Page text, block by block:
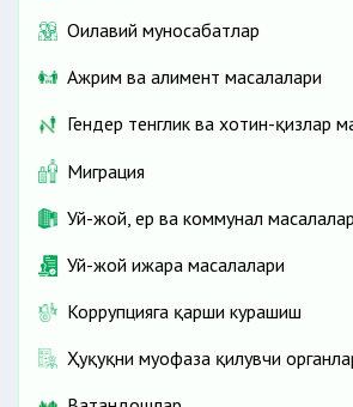
Оилавий муносабатлар
Ажрим ва алимент масалалари
Гендер тенглик ва хотин-қизлар
Миграция
Уй-жой, ер ва коммунал
Уй-жой ижара масалалари
Коррупцияга қарши курашиш
Ҳуқуқни муҳофаза қилувчи